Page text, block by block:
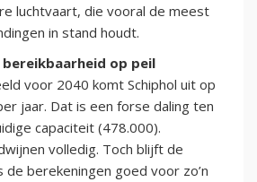
luchtvaart, die vooral de meest
in stand houdt.
op peil
voor 2040 komt Schiphol uit op
jaar. Dat is een forse daling ten
capaciteit (478.000).
volledig. Toch blijft de
de berekeningen goed voor zo’n